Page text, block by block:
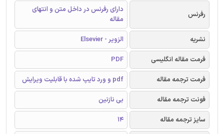
رفرنس
دارای رفرنس در داخل متن و انتهای
مقاله
نشریه
الزویر - Elsevier
فرمت مقاله انگلیسی
PDF
فرمت ترجمه مقاله
pdf و ورد تایپ شده با قابلیت ویرایش
فونت ترجمه مقاله
بی نازنین
سایز ترجمه مقاله
14